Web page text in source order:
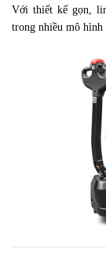
Với thiết kế gọn,
trong nhiều mô hình